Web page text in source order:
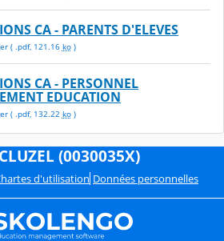
CA - PARENTS D'ELEVES
( .pdf, 121.16 ko)
CA - PERSONNEL
EDUCATION
( .pdf, 132.22 ko)
(0030035X)
d'utilisation Données personnelles